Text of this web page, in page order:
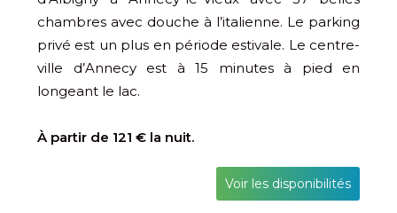
chambres avec douche à l’italienne. Le parking
privé est un plus en période estivale. Le centre-
ville d’Annecy est à 15 minutes à pied en
longeant le lac.
À partir de 121 € la nuit.
Voir les disponibilités